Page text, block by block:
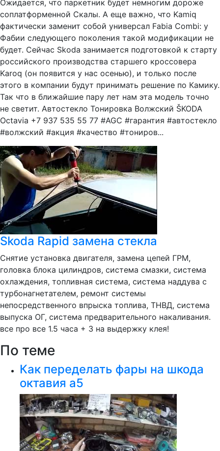
Ожидается, что паркетник будет немногим дороже
соплатформенной Скалы. А еще важно, что Kamiq
фактически заменит собой универсал Fabia Combi: у
Фабии следующего поколения такой модификации не
будет. Сейчас Skoda занимается подготовкой к старту
российского производства старшего кроссовера
Karoq (он появится у нас осенью), и только после
этого в компании будут принимать решение по Камику.
Так что в ближайшие пару лет нам эта модель точно
не светит. Автостекло Тонировка Волжский ŠKODA
Octavia +7 937 535 55 77 #AGC #гарантия #автостекло
#волжский #акция #качество #тониров...
Skoda Rapid замена стекла
Снятие установка двигателя, замена цепей ГРМ,
головка блока цилиндров, система смазки, система
охлаждения, топливная система, система наддува с
турбонагнетателем, ремонт системы
непосредственного впрыска топлива, ТНВД, система
выпуска ОГ, система предварительного накаливания.
все про все 1.5 часа + 3 на выдержку клея!
По теме
Как переделать фары на шкода
октавия а5